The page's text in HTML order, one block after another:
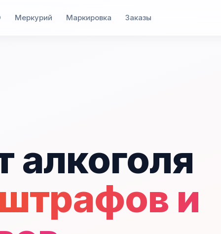
Меркурий Маркировка Заказы
алкоголя
и